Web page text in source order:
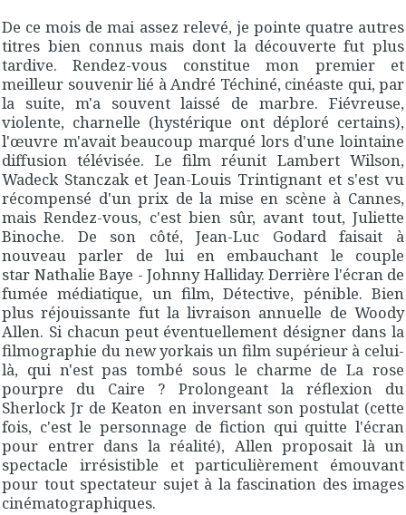
De ce mois de mai assez relevé, je pointe quatre autres
titres bien connus mais dont la découverte fut plus
tardive.Rendez-vous constitue mon premier et
meilleur souvenir lié à André Téchiné, cinéaste qui, par
la suite, m'a souvent laissé de marbre. Fiévreuse,
violente, charnelle (hystérique ont déploré certains),
l'œuvre m'avait beaucoup marqué lors d'une lointaine
diffusion télévisée. Le film réunit Lambert Wilson,
Wadeck Stanczak et Jean-Louis Trintignant et s'est vu
récompensé d'un prix de la mise en scène à Cannes,
maisRendez-vous, c'est bien sûr, avant tout, Juliette
Binoche. De son côté, Jean-Luc Godard faisait à
nouveau parler de lui en embauchant le couple
star Nathalie Baye - Johnny Halliday. Derrière l'écran de
fumée médiatique, un film,Détective, pénible. Bien
plus réjouissante fut la livraison annuelle de Woody
Allen. Si chacun peut éventuellement désigner dans la
filmographie du new yorkais un film supérieur à celui-
là, qui n'est pas tombé sous le charme deLa rose
pourpre du Caire ? Prolongeant la réflexion du
Sherlock Jr de Keaton en inversant son postulat (cette
fois, c'est le personnage de fiction qui quitte l'écran
pour entrer dans la réalité), Allen proposait là un
spectacle irrésistible et particulièrement émouvant
pour tout spectateur sujet à la fascination des images
cinématographiques.